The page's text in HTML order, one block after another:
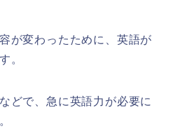
が変わったために、英語が
。
どで、急に英語力が必要に